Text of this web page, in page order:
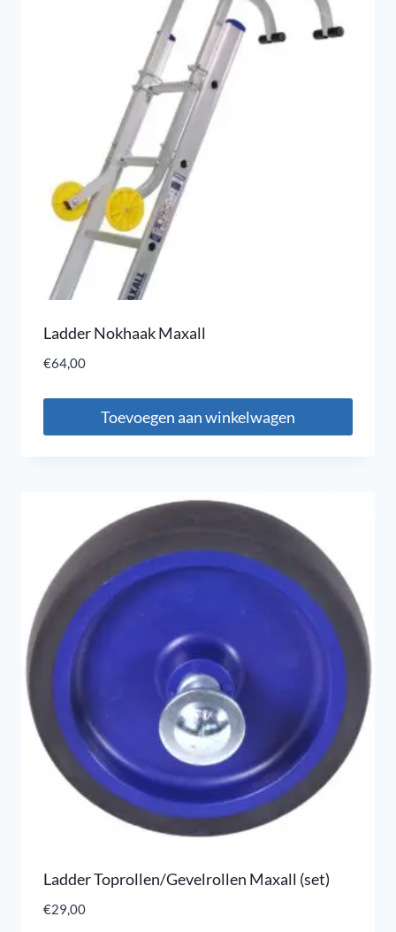
Ladder Nokhaak Maxall
€64,00
Toevoegen aan winkelwagen
Ladder Toprollen/Gevelrollen Maxall (set)
€29,00